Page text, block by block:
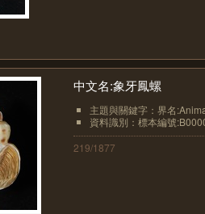
中文名:象牙鳳螺
主題與關鍵字：界名
資料識別：標本編號
219/1877